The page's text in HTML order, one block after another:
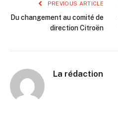
PREVIOUS ARTICLE
Du changement au comité de
direction Citroën
La rédaction